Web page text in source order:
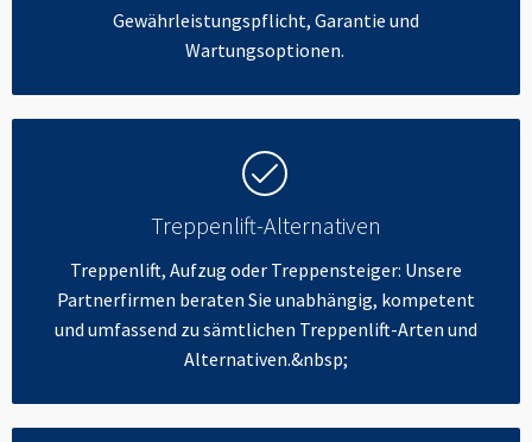
Gewährleistungspflicht, Garantie und
Wartungsoptionen.
Treppenlift-Alternativen
Treppenlift, Aufzug oder Treppensteiger: Unsere
Partnerfirmen beraten Sie unabhängig, kompetent
und umfassend zu sämtlichen Treppenlift-Arten und
Alternativen.&nbsp;